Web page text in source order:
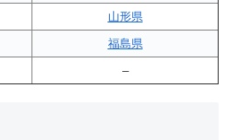
山形県
福島県
–